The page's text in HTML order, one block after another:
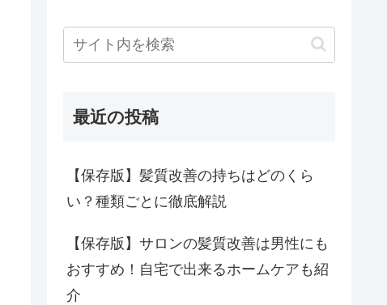
最近の投稿
【保存版】髪質改善の持ちはどのくら
い？種類ごとに徹底解説
【保存版】サロンの髪質改善は男性にも
おすすめ！自宅で出来るホームケアも紹
介